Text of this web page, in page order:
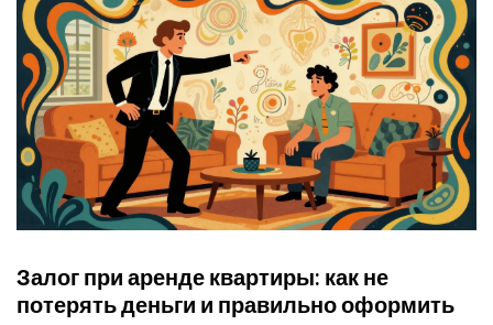
Залог при аренде квартиры: как не
потерять деньги и правильно оформить